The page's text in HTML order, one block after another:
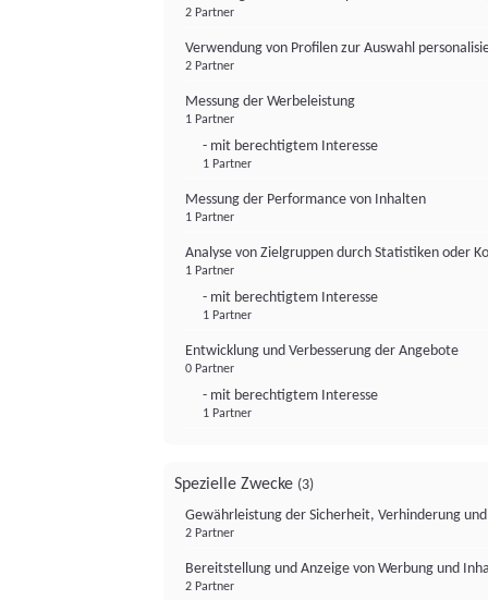
2 Partner
Verwendung von Profilen zur Auswahl
2 Partner
Messung der Werbeleistung
1 Partner
- mit berechtigtem Interesse
1 Partner
Messung der Performance von Inhalten
1 Partner
Analyse von Zielgruppen durch Statistiken oder
1 Partner
- mit berechtigtem Interesse
1 Partner
Entwicklung und Verbesserung der Angebote
0 Partner
- mit berechtigtem Interesse
1 Partner
Spezielle Zwecke (3)
Gewährleistung der Sicherheit, Verhinderung
2 Partner
Bereitstellung und Anzeige von Werbung und
2 Partner